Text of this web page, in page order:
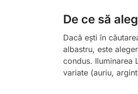
De ce să
Dacă ești în
albastru, este
condus. Iluminarea
variate (auriu,